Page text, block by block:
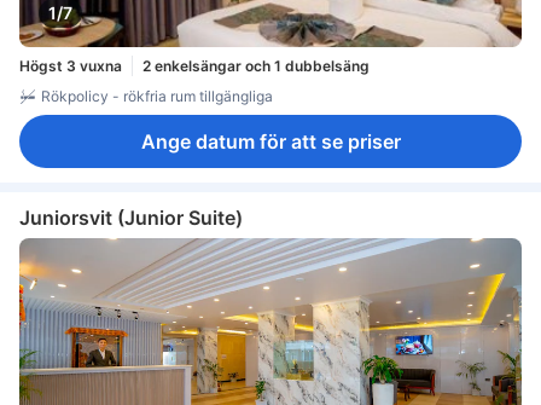
1/7
Högst 3 vuxna
2 enkelsängar och 1 dubbelsäng
Rökpolicy - rökfria rum tillgängliga
Ange datum för att se priser
Juniorsvit (Junior Suite)